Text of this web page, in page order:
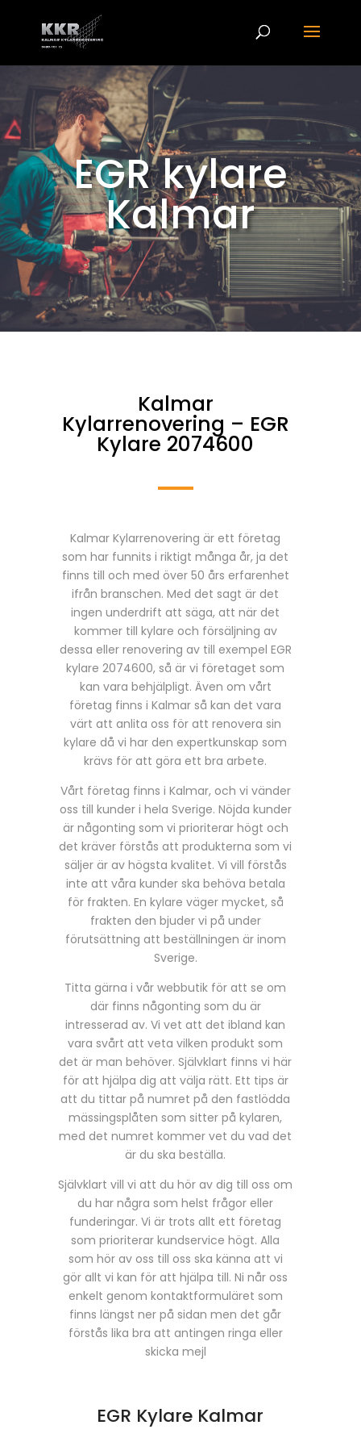
EGR kylare
Kalmar
Kalmar
Kylarrenovering – EGR
Kylare 2074600
Kalmar Kylarrenovering är ett företag
som har funnits i riktigt många år, ja det
finns till och med över 50 års erfarenhet
ifrån branschen. Med det sagt är det
ingen underdrift att säga, att när det
kommer till kylare och försäljning av
dessa eller renovering av till exempel EGR
kylare 2074600, så är vi företaget som
kan vara behjälpligt. Även om vårt
företag finns i Kalmar så kan det vara
värt att anlita oss för att renovera sin
kylare då vi har den expertkunskap som
krävs för att göra ett bra arbete.
Vårt företag finns i Kalmar, och vi vänder
oss till kunder i hela Sverige. Nöjda kunder
är någonting som vi prioriterar högt och
det kräver förstås att produkterna som vi
säljer är av högsta kvalitet. Vi vill förstås
inte att våra kunder ska behöva betala
för frakten. En kylare väger mycket, så
frakten den bjuder vi på under
förutsättning att beställningen är inom
Sverige.
Titta gärna i vår webbutik för att se om
där finns någonting som du är
intresserad av. Vi vet att det ibland kan
vara svårt att veta vilken produkt som
det är man behöver. Självklart finns vi här
för att hjälpa dig att välja rätt. Ett tips är
att du tittar på numret på den fastlödda
mässingsplåten som sitter på kylaren,
med det numret kommer vet du vad det
är du ska beställa.
Självklart vill vi att du hör av dig till oss om
du har några som helst frågor eller
funderingar. Vi är trots allt ett företag
som prioriterar kundservice högt. Alla
som hör av oss till oss ska känna att vi
gör allt vi kan för att hjälpa till. Ni når oss
enkelt genom kontaktformuläret som
finns längst ner på sidan men det går
förstås lika bra att antingen ringa eller
skicka mejl
EGR Kylare Kalmar